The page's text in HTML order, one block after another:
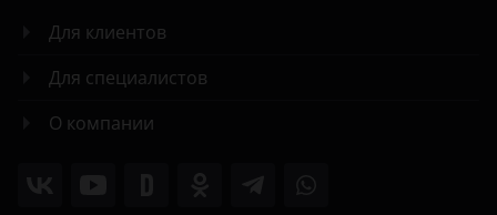
Для клиентов
Для специалистов
О компании